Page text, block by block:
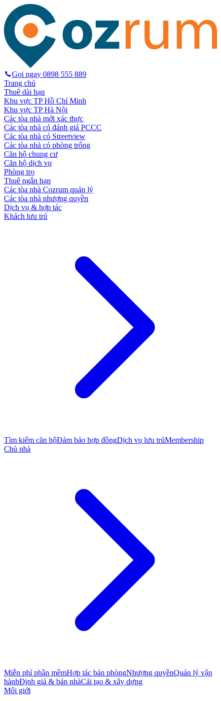
Gọi ngay 0898 555 889
Trang chủ
Thuê dài hạn
Khu vực TP Hồ Chí Minh
Khu vực TP Hà Nội
Các tòa nhà mới xác thực
Các tòa nhà có đánh giá PCCC
Các tòa nhà có Streetview
Các tòa nhà có phòng trống
Căn hộ chung cư
Căn hộ dịch vụ
Phòng trọ
Thuê ngắn hạn
Các tòa nhà Cozrum quản lý
Các tòa nhà nhượng quyền
Dịch vụ & hợp tác
Khách lưu trú
Tìm kiếm căn hộĐảm bảo hợp đồngDịch vụ lưu trúMembership
Chủ nhà
Miễn phí phần mềmHợp tác bán phòngNhượng quyềnQuản lý vận
hànhĐịnh giá & bán nhàCải tạo & xây dựng
Môi giới